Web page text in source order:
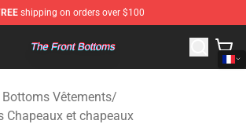
shipping on orders over $100
Store - Official The Front Bottoms
Vêtements/
Chapeaux et chapeaux